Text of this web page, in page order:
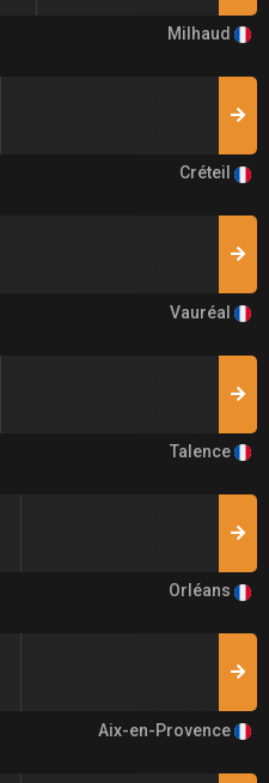
Milhaud
Créteil
Vauréal
Talence
Orléans
Aix-en-Provence